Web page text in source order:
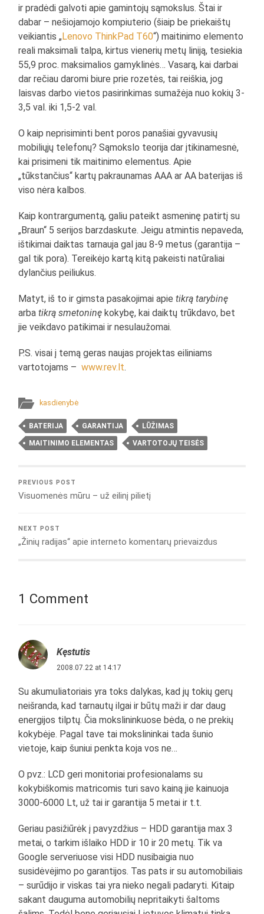
ir pradėdi galvoti apie gamintojų sąmokslus. Štai ir
dabar – nešiojamojo kompiuterio (šiaip be priekaištų
veikiantis „Lenovo ThinkPad T60“) maitinimo elemento
reali maksimali talpa, kirtus vienerių metų liniją, tesiekia
55,9 proc. maksimalios gamyklinės… Vasarą, kai darbai
dar rečiau daromi biure prie rozetės, tai reiškia, jog
laisvas darbo vietos pasirinkimas sumažėja nuo kokių 3-
3,5 val. iki 1,5-2 val.
O kaip neprisiminti bent poros panašiai gyvavusių
mobiliųjų telefonų? Sąmokslo teorija dar įtikinamesnė,
kai prisimeni tik maitinimo elementus. Apie
„tūkstančius“ kartų pakraunamas AAA ar AA baterijas iš
viso nėra kalbos.
Kaip kontrargumentą, galiu pateikt asmeninę patirtį su
„Braun“ 5 serijos barzdaskute. Jeigu atmintis nepaveda,
ištikimai daiktas tarnauja gal jau 8-9 metus (garantija –
gal tik pora). Tereikėjo kartą kitą pakeisti natūraliai
dylančius peiliukus.
Matyt, iš to ir gimsta pasakojimai apietikrą tarybinę
arbatikrą smetoninę kokybę, kai daiktų trūkdavo, bet
jie veikdavo patikimai ir nesulaužomai.
P.S. visai į temą geras naujas projektas eiliniams
vartotojams –www.rev.lt.
kasdienybė
BATERIJA GARANTIJA LŪŽIMAS
MAITINIMO ELEMENTAS VARTOTOJŲ TEISĖS
PREVIOUS POST
Visuomenės mūru – už eilinį pilietį
NEXT POST
„Žinių radijas“ apie interneto komentarų prievaizdus
1 Comment
Kęstutis
2008.07.22 at 14:17
Su akumuliatoriais yra toks dalykas, kad jų tokių gerų
neišranda, kad tarnautų ilgai ir būtų maži ir dar daug
energijos tilptų. Čia mokslininkuose bėda, o ne prekių
kokybėje. Pagal tave tai mokslininkai tada šunio
vietoje, kaip šuniui penkta koja vos ne…
O pvz.: LCD geri monitoriai profesionalams su
kokybiškomis matricomis turi savo kainą jie kainuoja
3000-6000 Lt, už tai ir garantija 5 metai ir t.t.
Geriau pasižiūrėk į pavyzdžius – HDD garantija max 3
metai, o tarkim išlaiko HDD ir 10 ir 20 metų. Tik va
Google serveriuose visi HDD nusibaigia nuo
susidėvėjimo po garantijos. Tas pats ir su automobiliais
– surūdijo ir viskas tai yra nieko negali padaryti. Kitaip
sakant dauguma automobilių nepritaikyti šaltoms